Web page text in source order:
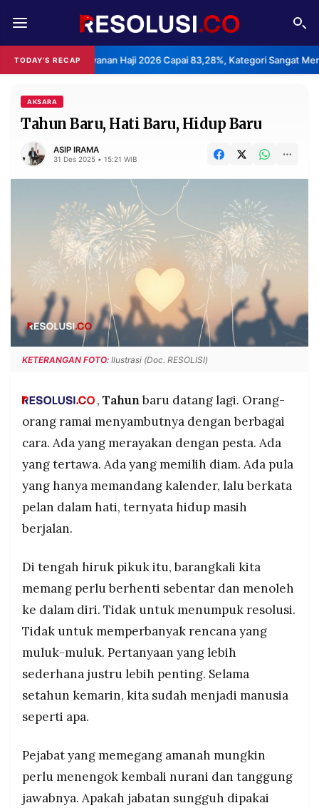
TODAY'S RECAP
Layanan Haji 2026 Capai 83,28%, Kategori Sangat Memuaskan. •
REDAKSI TENTANG
RESOLUSI IKLAN
EDITORIAL AKSARA
PERSONA
DAERAH NASIONAL
MANCA SPORT
INFORMASI
PRIVACY
POLICY
BERITA
WARGA
INFORMASI KIRIM
TULISAN
PENGADUAN TERM
OF
SERVICE
KAMI
PT.
RESOLUSI
PRAMUDITA
©
Resolusi.co
RESOLUSI
PRAMUDITA
AKSARA
Tahun Baru, Hati Baru, Hidup Baru
ASIP IRAMA
31 Des 2025 • 15:21 WIB
KETERANGAN FOTO: Ilustrasi (Doc. RESOLISI)
, Tahunbaru datang lagi. Orang-
orang ramai menyambutnya dengan berbagai
cara. Ada yang merayakan dengan pesta. Ada
yang tertawa. Ada yang memilih diam. Ada pula
yang hanya memandang kalender, lalu berkata
pelan dalam hati, ternyata hidup masih
berjalan.
Di tengah hiruk pikuk itu, barangkali kita
memang perlu berhenti sebentar dan menoleh
ke dalam diri. Tidak untuk menumpuk resolusi.
Tidak untuk memperbanyak rencana yang
muluk-muluk. Pertanyaan yang lebih
sederhana justru lebih penting. Selama
setahun kemarin, kita sudah menjadi manusia
seperti apa.
Pejabat yang memegang amanah mungkin
perlu menengok kembali nurani dan tanggung
jawabnya. Apakah jabatan sungguh dipakai